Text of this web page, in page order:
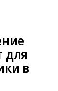
для
в